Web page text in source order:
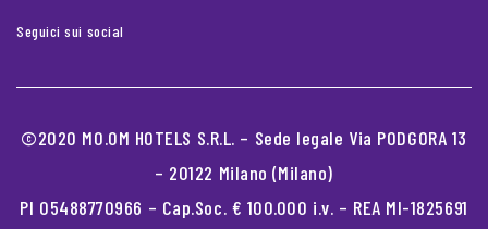
Seguici sui social
©2020 MO.OM HOTELS S.R.L. – Sede legale Via PODGORA 13
– 20122 Milano (Milano)
PI 05488770966 – Cap.Soc. € 100.000 i.v. – REA MI-1825691